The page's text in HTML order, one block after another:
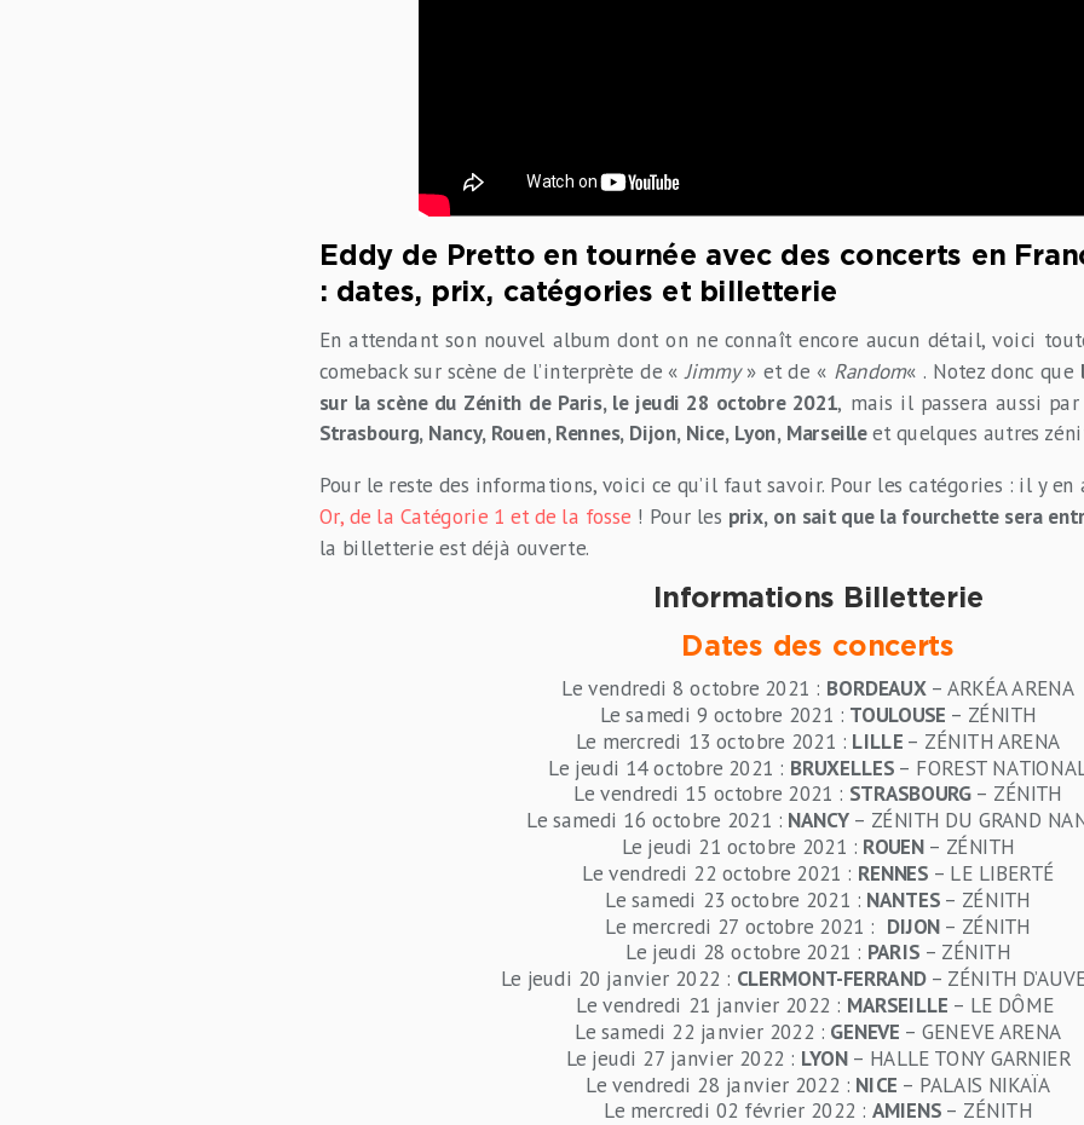
Eddy de Pretto en tournée avec des concerts en
: dates, prix, catégories et billetterie
En attendant son nouvel album dont on ne connaît encore aucun détail, voici
comeback sur scène de l’interprète de «Jimmy» et de « Random« . Notez donc que
sur la scène du Zénith de Paris, le jeudi 28 octobre 2021, mais il passera aussi par
Strasbourg, Nancy, Rouen, Rennes, Dijon, Nice, Lyon, Marseilleet quelques autres
Pour le reste des informations, voici ce qu’il faut savoir. Pour les catégories : il y en
Or, de la Catégorie 1 et de la fosse ! Pour les prix, on sait que la fourchette sera
la billetterie est déjà ouverte.
Informations Billetterie
Dates des concerts
Le vendredi 8 octobre 2021 : BORDEAUX– ARKÉA ARENA
Le samedi 9 octobre 2021 : TOULOUSE – ZÉNITH
Le mercredi 13 octobre 2021 : LILLE – ZÉNITH ARENA
Le jeudi 14 octobre 2021 : BRUXELLES – FOREST
Le vendredi 15 octobre 2021 : STRASBOURG – ZÉNITH
Le samedi 16 octobre 2021 : NANCY– ZÉNITH DU GRAND
Le jeudi 21 octobre 2021 : ROUEN– ZÉNITH
Le vendredi 22 octobre 2021 : RENNES – LE LIBERTÉ
Le samedi 23 octobre 2021 : NANTES – ZÉNITH
Le mercredi 27 octobre 2021 : DIJON – ZÉNITH
Le jeudi 28 octobre 2021 : PARIS – ZÉNITH
Le jeudi 20 janvier 2022 : CLERMONT-FERRAND– ZÉNITH
Le vendredi 21 janvier 2022 : MARSEILLE – LE DÔME
Le samedi 22 janvier 2022 : GENEVE – GENEVE ARENA
Le jeudi 27 janvier 2022 : LYON– HALLE TONY GARNIER
Le vendredi 28 janvier 2022 : NICE – PALAIS NIKAÏA
Le mercredi 02 février 2022 : AMIENS – ZÉNITH